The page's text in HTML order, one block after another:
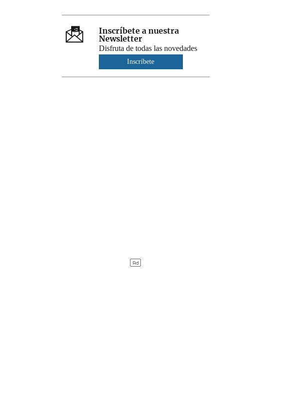
Inscríbete a nuestra
Newsletter
Disfruta de todas las novedades
Inscríbete